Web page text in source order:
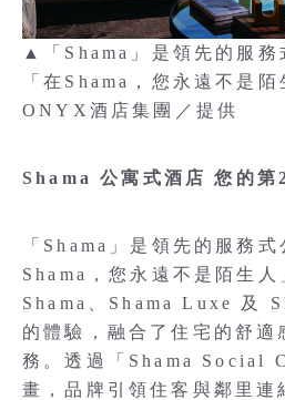
▲「Shama」是領先的服務
「在Shama，您永遠不是
ONYX酒店集團／提供
Shama 公寓式酒店 您的第
「Shama」是領先的服務
Shama，您永遠不是陌生人
Shama、Shama Luxe 及
的體驗，融合了住宅的舒適
務。透過「Shama Social
畫，品牌引領住客與鄰里連